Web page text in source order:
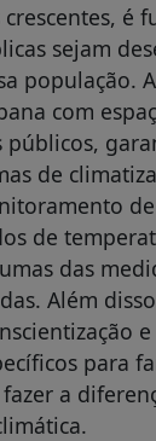
é
sejam
população.
com
de
de
das
Além
e
para
a